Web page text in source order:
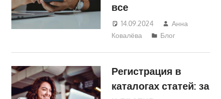
все
14.09.2024
Анна
Ковалёва
Блог
Регистрация в
каталогах статей: за